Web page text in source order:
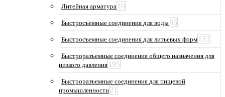
Литейная арматура 10
Быстросъемные соединения для воды85
Быстросъемные соединения для литьевых форм 133
Быстроразъемные соединения общего назначения для
низкого давления 195
Быстроразъемные соединения для пищевой
промышленности21